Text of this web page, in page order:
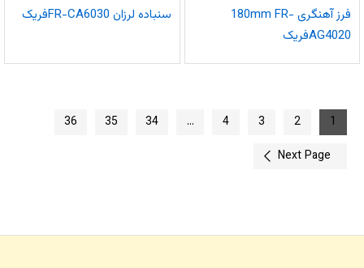
فرز آهنگری 180mm FR-
AG4020فریک
سنباده لرزان FR-CA6030فریک
1
2
3
4
…
34
35
36
Next Page